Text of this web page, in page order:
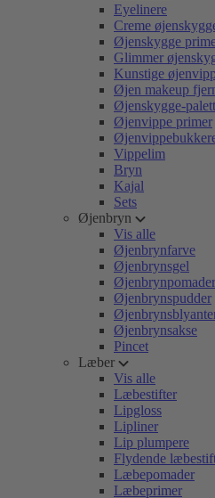
Eyelinere
Creme
Øjenskygge
Glimmer
Kunstige
Øjen makeup
Øjenskygge-
Øjenvippe primer
Vippelim
Bryn
Kajal
Sets
Øjenbryn
Vis alle
Øjenbrynfarve
Øjenbrynsgel
Øjenbrynpomader
Øjenbrynspudder
Øjenbrynsakse
Pincet
Læber
Vis alle
Læbestifter
Lipgloss
Lipliner
Lip plumpere
Flydende
Læbepomader
Læbeprimer